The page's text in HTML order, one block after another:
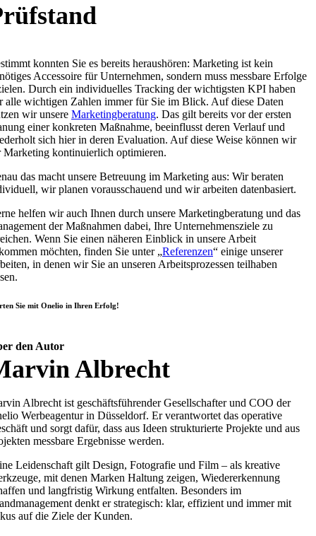
konnten Sie es bereits heraushören: Marketing ist kein
Accessoire für Unternehmen, sondern muss messbare Erfolge
Durch ein individuelles Tracking der wichtigsten KPI haben
alle wichtigen Zahlen immer für Sie im Blick. Auf diese Daten
wir unsere Marketingberatung. Das gilt bereits vor der ersten
einer konkreten Maßnahme, beeinflusst deren Verlauf und
sich hier in deren Evaluation. Auf diese Weise können wir
Marketing kontinuierlich optimieren.
das macht unsere Betreuung im Marketing aus: Wir beraten
wir planen vorausschauend und wir arbeiten datenbasiert.
helfen wir auch Ihnen durch unsere Marketingberatung und das
der Maßnahmen dabei, Ihre Unternehmensziele zu
Wenn Sie einen näheren Einblick in unsere Arbeit
möchten, finden Sie unter „Referenzen“ einige unserer
in denen wir Sie an unseren Arbeitsprozessen teilhaben
Sie mit Onelio in Ihren Erfolg!
den Autor
Albrecht
Albrecht ist geschäftsführender Gesellschafter und COO der
Werbeagentur in Düsseldorf. Er verantwortet das operative
und sorgt dafür, dass aus Ideen strukturierte Projekte und aus
messbare Ergebnisse werden.
Leidenschaft gilt Design, Fotografie und Film – als kreative
mit denen Marken Haltung zeigen, Wiedererkennung
und langfristig Wirkung entfalten. Besonders im
denkt er strategisch: klar, effizient und immer mit
auf die Ziele der Kunden.